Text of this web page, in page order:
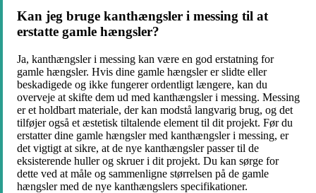
Kan jeg bruge kanthængsler i messing til at
erstatte gamle hængsler?
Ja, kanthængsler i messing kan være en god erstatning for
gamle hængsler. Hvis dine gamle hængsler er slidte eller
beskadigede og ikke fungerer ordentligt længere, kan du
overveje at skifte dem ud med kanthængsler i messing. Messing
er et holdbart materiale, der kan modstå langvarig brug, og det
tilføjer også et æstetisk tiltalende element til dit projekt. Før du
erstatter dine gamle hængsler med kanthængsler i messing, er
det vigtigt at sikre, at de nye kanthængsler passer til de
eksisterende huller og skruer i dit projekt. Du kan sørge for
dette ved at måle og sammenligne størrelsen på de gamle
hængsler med de nye kanthængslers specifikationer.